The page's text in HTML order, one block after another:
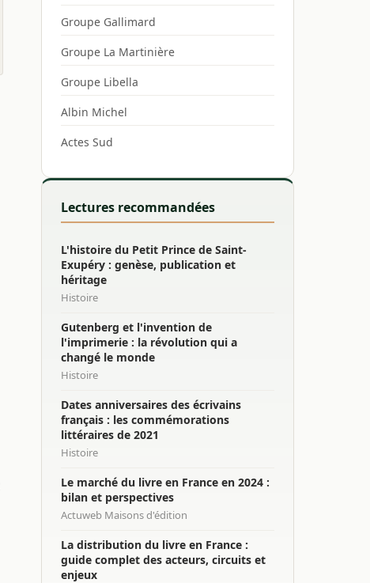
Groupe Gallimard
Groupe La Martinière
Groupe Libella
Albin Michel
Actes Sud
Lectures recommandées
L'histoire du Petit Prince de Saint-
Exupéry : genèse, publication et
héritage
Histoire
Gutenberg et l'invention de
l'imprimerie : la révolution qui a
changé le monde
Histoire
Dates anniversaires des écrivains
français : les commémorations
littéraires de 2021
Histoire
Le marché du livre en France en 2024 :
bilan et perspectives
Actuweb Maisons d'édition
La distribution du livre en France :
guide complet des acteurs, circuits et
enjeux